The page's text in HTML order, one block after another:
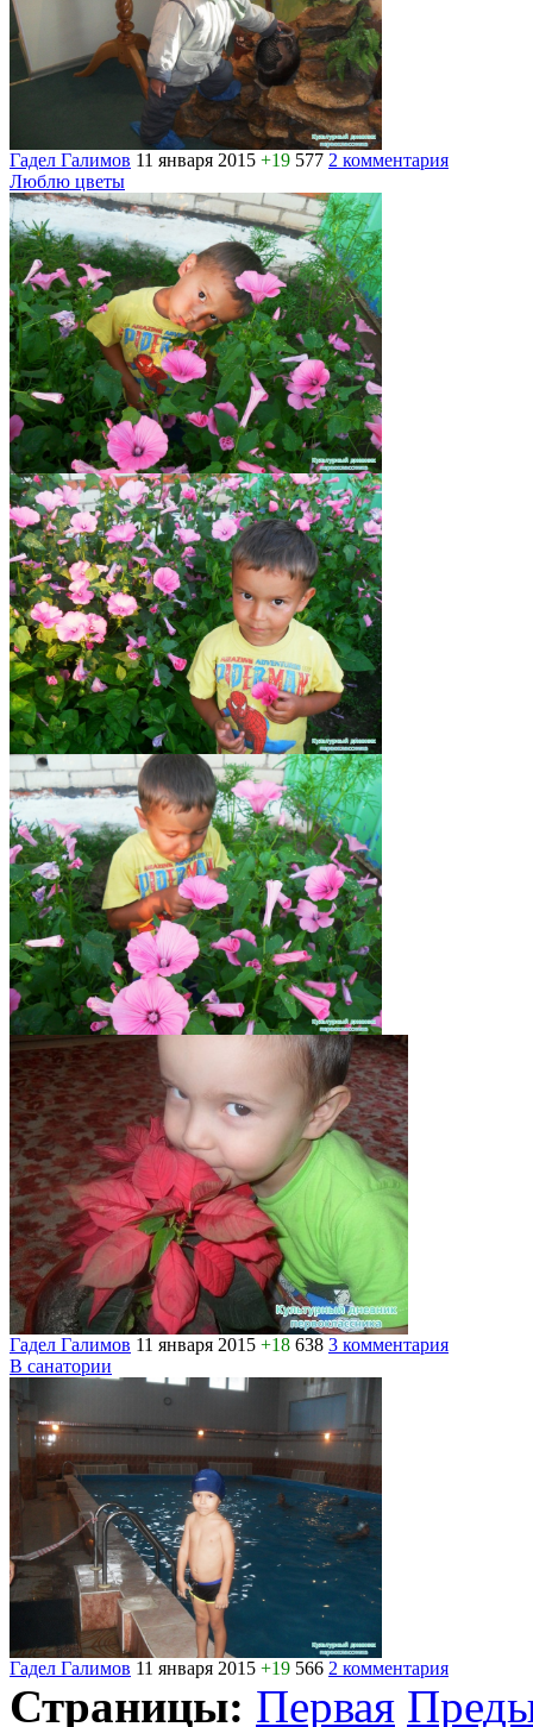
Гадел Галимов 11 января 2015 +19 577 2 комментария
Люблю цветы
Гадел Галимов 11 января 2015 +18 638 3 комментария
В санатории
Гадел Галимов 11 января 2015 +19 566 2 комментария
Страницы: Первая